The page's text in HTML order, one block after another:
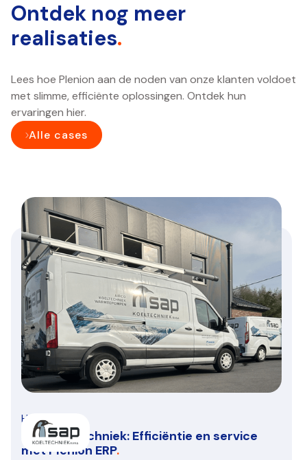
Ontdek nog meer
realisaties.
Lees hoe Plenion aan de noden van onze klanten voldoet
met slimme, efficiënte oplossingen. Ontdek hun
ervaringen hier.
Alle cases
HVAC/R
SAP Koeltechniek: Efficiëntie en service
met Plenion ERP.